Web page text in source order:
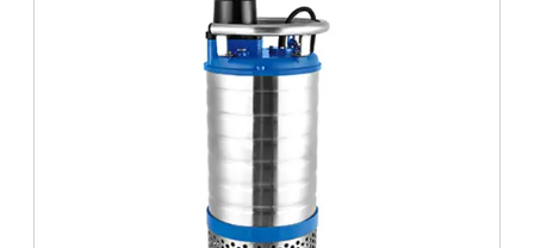
Alugar Bomba Lameira